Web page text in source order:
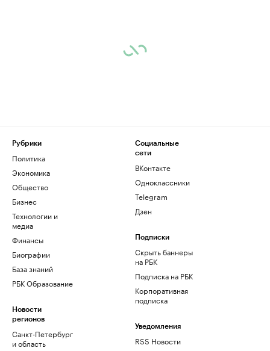
Рубрики
Политика
Экономика
Общество
Бизнес
Технологии и
медиа
Финансы
Биографии
База знаний
РБК Образование
Новости
регионов
Санкт-Петербург
и область
Социальные
сети
ВКонтакте
Одноклассники
Telegram
Дзен
Подписки
Скрыть баннеры
на РБК
Подписка на РБК
Корпоративная
подписка
Уведомления
RSS Новости